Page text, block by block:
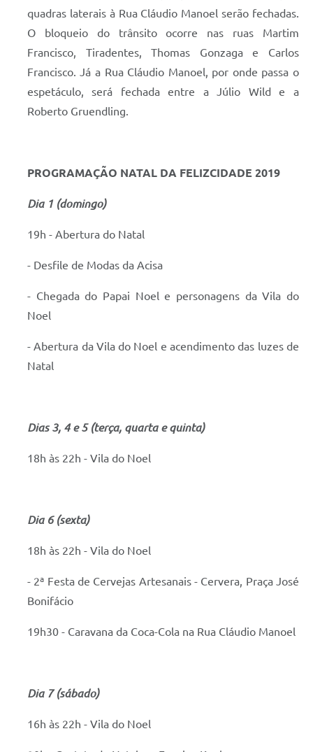
quadras laterais à Rua Cláudio Manoel serão fechadas.
O bloqueio do trânsito ocorre nas ruas Martim
Francisco, Tiradentes, Thomas Gonzaga e Carlos
Francisco. Já a Rua Cláudio Manoel, por onde passa o
espetáculo, será fechada entre a Júlio Wild e a
Roberto Gruendling.
PROGRAMAÇÃO NATAL DA FELIZCIDADE 2019
Dia 1 (domingo)
19h - Abertura do Natal
- Desfile de Modas da Acisa
- Chegada do Papai Noel e personagens da Vila do
Noel
- Abertura da Vila do Noel e acendimento das luzes de
Natal
Dias 3, 4 e 5 (terça, quarta e quinta)
18h às 22h - Vila do Noel
Dia 6 (sexta)
18h às 22h - Vila do Noel
- 2ª Festa de Cervejas Artesanais - Cervera, Praça José
Bonifácio
19h30 - Caravana da Coca-Cola na Rua Cláudio Manoel
Dia 7 (sábado)
16h às 22h - Vila do Noel